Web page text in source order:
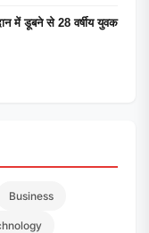
में डूबने से 28 वर्षीय युवक
Business